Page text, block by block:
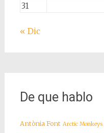
31
« Dic
De que hablo
Antònia Font Arctic Monkeys